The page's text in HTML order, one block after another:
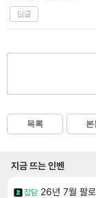
답글
목록 본
지금 뜨는 인벤
잡담 26년 7월 팔